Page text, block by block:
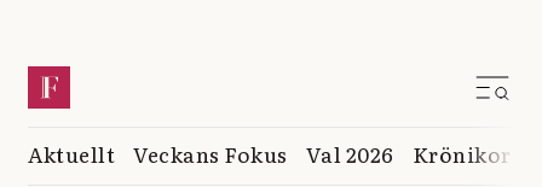
Aktuellt Veckans Fokus Val 2026 Krönikor